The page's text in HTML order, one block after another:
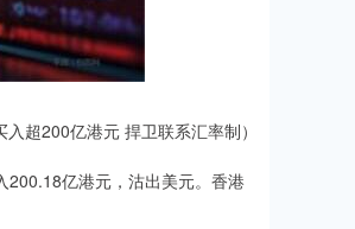
入超200亿港元 捍卫联系汇率制）
200.18亿港元，沽出美元。香港